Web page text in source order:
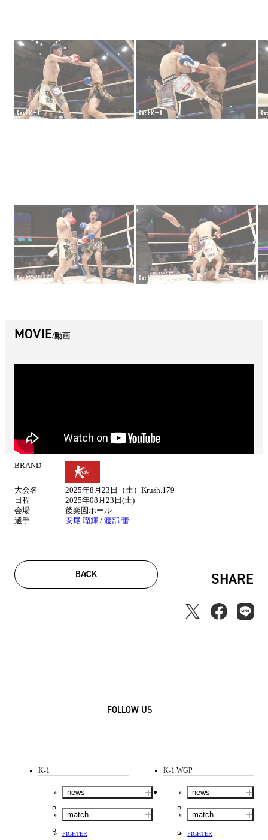
MOVIE 動画
BRAND
大会名
2025年8月23日（土）Krush.179
日程
2025年08月23日(土)
会場
後楽園ホール
選手
安尾 瑠輝 / 渡部 蕾
BACK SHARE
FOLLOW US
K-1
news
match
FIGHTER
K-1 WGP
news
match
FIGHTER